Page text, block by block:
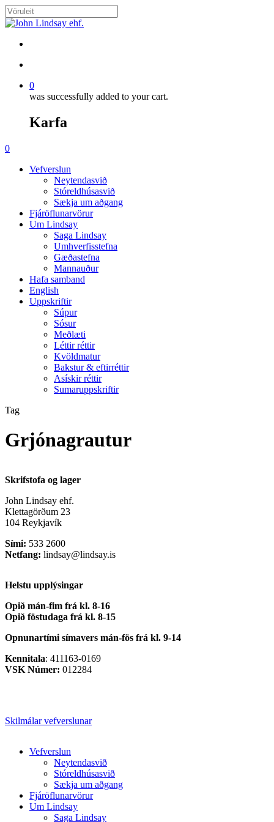
Skip
to
content
Close
0
was successfully added to your cart.
Karfa
Menu
search
account
0
Vefverslun
Neytendasvið
Stóreldhúsasvið
Sækja um aðgang
Fjáröflunarvörur
Um Lindsay
Saga Lindsay
Umhverfisstefna
Gæðastefna
Mannauður
Hafa samband
English
Uppskriftir
Súpur
Sósur
Meðlæti
Léttir réttir
Kvöldmatur
Bakstur & eftirréttir
Asískir réttir
Sumaruppskriftir
Tag
Grjónagrautur
Skrifstofa og lager
John Lindsay ehf.
Klettagörðum 23
104 Reykjavík
Sími: 533 2600
Netfang: lindsay@lindsay.is
Helstu upplýsingar
Opið mán-fim frá kl. 8-16
Opið föstudaga frá kl. 8-15
Opnunartími símavers mán-fös frá kl. 9-14
Kennitala: 411163-0169
VSK Númer: 012284
Skilmálar vefverslunar
Close
Vefverslun
Neytendasvið
Stóreldhúsasvið
Sækja um aðgang
Fjáröflunarvörur
Um Lindsay
Saga Lindsay